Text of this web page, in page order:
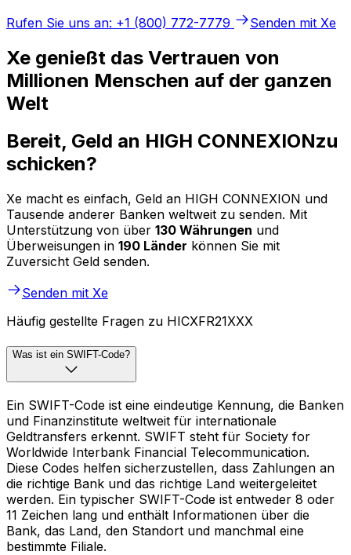
Rufen Sie uns an: +1 (800) 772-7779
Senden mit Xe
Xe genießt das Vertrauen von
Millionen Menschen auf der ganzen
Welt
Bereit, Geld an HIGH CONNEXIONzu
schicken?
Xe macht es einfach, Geld an HIGH CONNEXION und
Tausende anderer Banken weltweit zu senden. Mit
Unterstützung von über 130 Währungen und
Überweisungen in 190 Länder können Sie mit
Zuversicht Geld senden.
Senden mit Xe
Häufig gestellte Fragen zu HICXFR21XXX
Was ist ein SWIFT-Code?
Ein SWIFT-Code ist eine eindeutige Kennung, die Banken
und Finanzinstitute weltweit für internationale
Geldtransfers erkennt. SWIFT steht für Society for
Worldwide Interbank Financial Telecommunication.
Diese Codes helfen sicherzustellen, dass Zahlungen an
die richtige Bank und das richtige Land weitergeleitet
werden. Ein typischer SWIFT-Code ist entweder 8 oder
11 Zeichen lang und enthält Informationen über die
Bank, das Land, den Standort und manchmal eine
bestimmte Filiale.